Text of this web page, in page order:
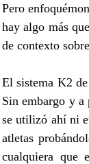
Pero
hay algo más
de contexto
El sistema K2
Sin embargo y a
se utilizó ahí ni
atletas
cualquiera que